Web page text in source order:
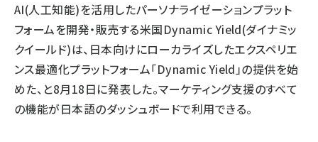
AI(人工知能)を活用したパーソナライゼーションプラット
フォームを開発・販売する米国Dynamic Yield(ダイナミッ
クイールド)は、日本向けにローカライズしたエクスペリエ
ンス最適化プラットフォーム「Dynamic Yield」の提供を始
めた、と8月18日に発表した。マーケティング支援のすべて
の機能が日本語のダッシュボードで利用できる。